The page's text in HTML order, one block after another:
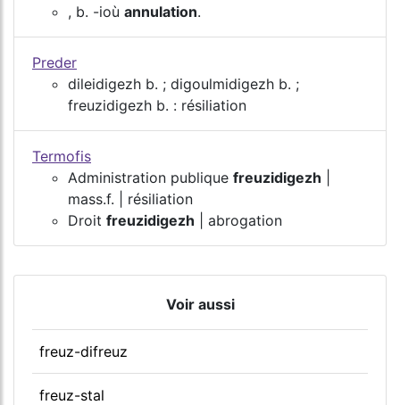
, b. -ioù annulation.
Preder
dileidigezh b. ; digoulmidigezh b. ;
freuzidigezh b. : résiliation
Termofis
Administration publique freuzidigezh
mass.f. | résiliation
Droit freuzidigezh | abrogation
Voir aussi
freuz-difreuz
freuz-stal